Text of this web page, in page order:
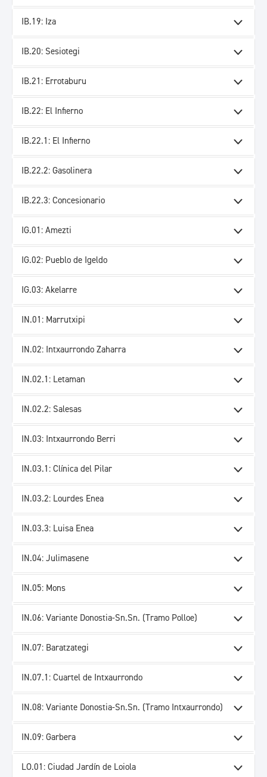
IB.19: Iza
IB.20: Sesiotegi
IB.21: Errotaburu
IB.22: El Infierno
IB.22.1: El Infierno
IB.22.2: Gasolinera
IB.22.3: Concesionario
IG.01: Amezti
IG.02: Pueblo de Igeldo
IG.03: Akelarre
IN.01: Marrutxipi
IN.02: Intxaurrondo Zaharra
IN.02.1: Letaman
IN.02.2: Salesas
IN.03: Intxaurrondo Berri
IN.03.1: Clínica del Pilar
IN.03.2: Lourdes Enea
IN.03.3: Luisa Enea
IN.04: Julimasene
IN.05: Mons
IN.06: Variante Donostia-Sn.Sn. (Tramo Polloe)
IN.07: Baratzategi
IN.07.1: Cuartel de Intxaurrondo
IN.08: Variante Donostia-Sn.Sn. (Tramo Intxaurrondo)
IN.09: Garbera
LO.01: Ciudad Jardín de Loiola